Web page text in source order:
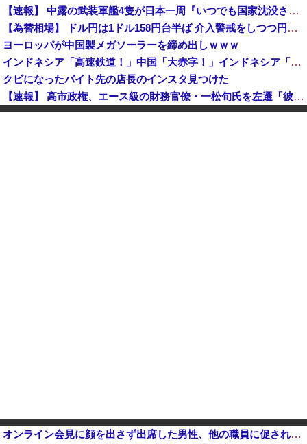
【速報】 中露の武装軍艦4隻が日本一周『いつでも国家沈没させられるぞ』
【為替相場】 ドル円は1ドル158円台半ば 介入警戒をしつつ円売りが続行
ヨーロッパが中国製メガソーラーを締め出しｗｗｗ
インドネシア「高速鉄道！」中国「大赤字！」インドネシア「運営会社の株式購入！（負債対策」中国「はい（巨額負債」インドネシア「700km延伸計画！（実質中止」→
クビになったバイト先の店長のインスタ見つけた
【速報】 高市政権、エース級の財務官僚・一松旬氏を左遷「彼は協力的でなかった」財務省の言いなりではないことが判明
中国製ルーター20機種にバックドア 外部から完全制御できる機能が仕込まれていた
オンライン会見に顔を出さず出席した男性、他の職員に促され顔を出してみた結果ｗｗｗｗｗ